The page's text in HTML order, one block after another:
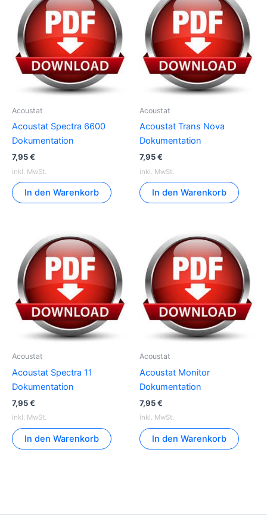
Acoustat
Acoustat Spectra 6600
Dokumentation
7,95€
inkl. MwSt.
In den Warenkorb
Acoustat
Acoustat Trans Nova
Dokumentation
7,95€
inkl. MwSt.
In den Warenkorb
Acoustat
Acoustat Spectra 11
Dokumentation
7,95€
inkl. MwSt.
In den Warenkorb
Acoustat
Acoustat Monitor
Dokumentation
7,95€
inkl. MwSt.
In den Warenkorb